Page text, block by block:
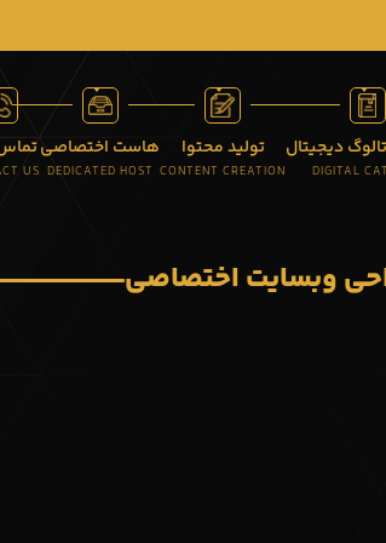
دیجیتال
DIGITAL
تولید محتوا
CONTENT CREATION
هاست اختصاصی
DEDICATED HOST
US
وبسایت اختصاصی